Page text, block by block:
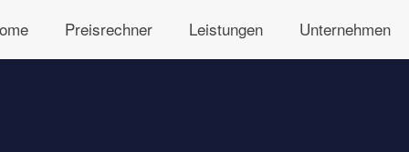
Preisrechner Leistungen Unternehmen